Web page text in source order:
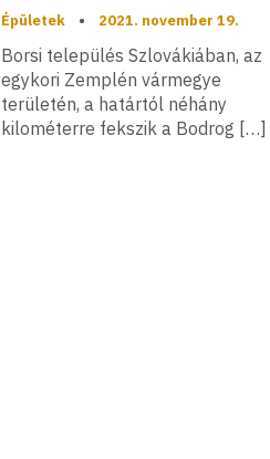
Épületek • 2021. november 19.
Borsi település Szlovákiában, az
egykori Zemplén vármegye
területén, a határtól néhány
kilométerre fekszik a Bodrog […]